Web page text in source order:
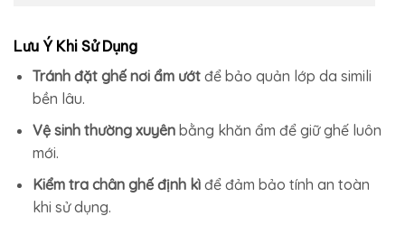
Lưu Ý Khi Sử Dụng
Tránh đặt ghế nơi ẩm ướtđể bảo quản lớp da simili
bền lâu.
Vệ sinh thường xuyênbằng khăn ẩm để giữ ghế luôn
mới.
Kiểm tra chân ghế định kìđể đảm bảo tính an toàn
khi sử dụng.